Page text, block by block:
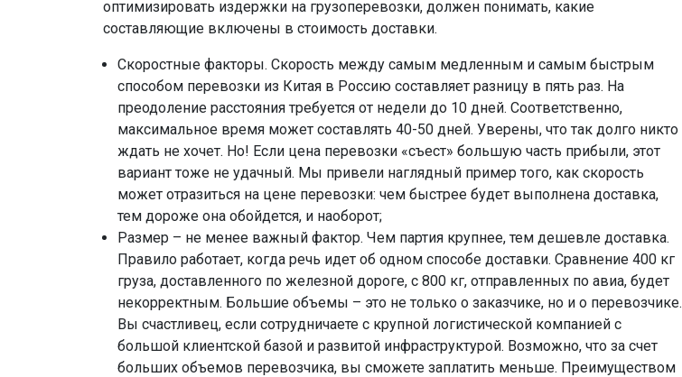
оптимизировать издержки на грузоперевозки, должен понимать, какие
составляющие включены в стоимость доставки.
Скоростные факторы. Скорость между самым медленным и самым быстрым
способом перевозки из Китая в Россию составляет разницу в пять раз. На
преодоление расстояния требуется от недели до 10 дней. Соответственно,
максимальное время может составлять 40-50 дней. Уверены, что так долго никто
ждать не хочет. Но! Если цена перевозки «съест» большую часть прибыли, этот
вариант тоже не удачный. Мы привели наглядный пример того, как скорость
может отразиться на цене перевозки: чем быстрее будет выполнена доставка,
тем дороже она обойдется, и наоборот;
Размер – не менее важный фактор. Чем партия крупнее, тем дешевле доставка.
Правило работает, когда речь идет об одном способе доставки. Сравнение 400 кг
груза, доставленного по железной дороге, с 800 кг, отправленных по авиа, будет
некорректным. Большие объемы – это не только о заказчике, но и о перевозчике.
Вы счастливец, если сотрудничаете с крупной логистической компанией с
большой клиентской базой и развитой инфраструктурой. Возможно, что за счет
больших объемов перевозчика, вы сможете заплатить меньше. Преимуществом